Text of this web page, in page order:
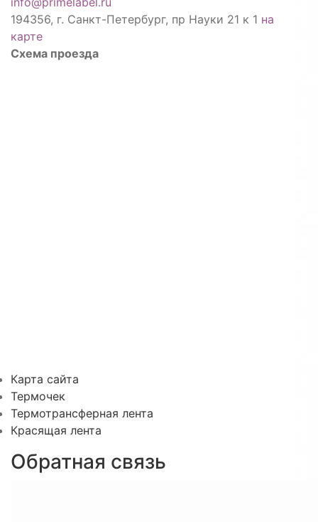
194356, г. Санкт-Петербург, пр Науки 21 к 1 на
карте
Схема проезда
Карта сайта
Термочек
Термотрансферная лента
Красящая лента
Обратная связь